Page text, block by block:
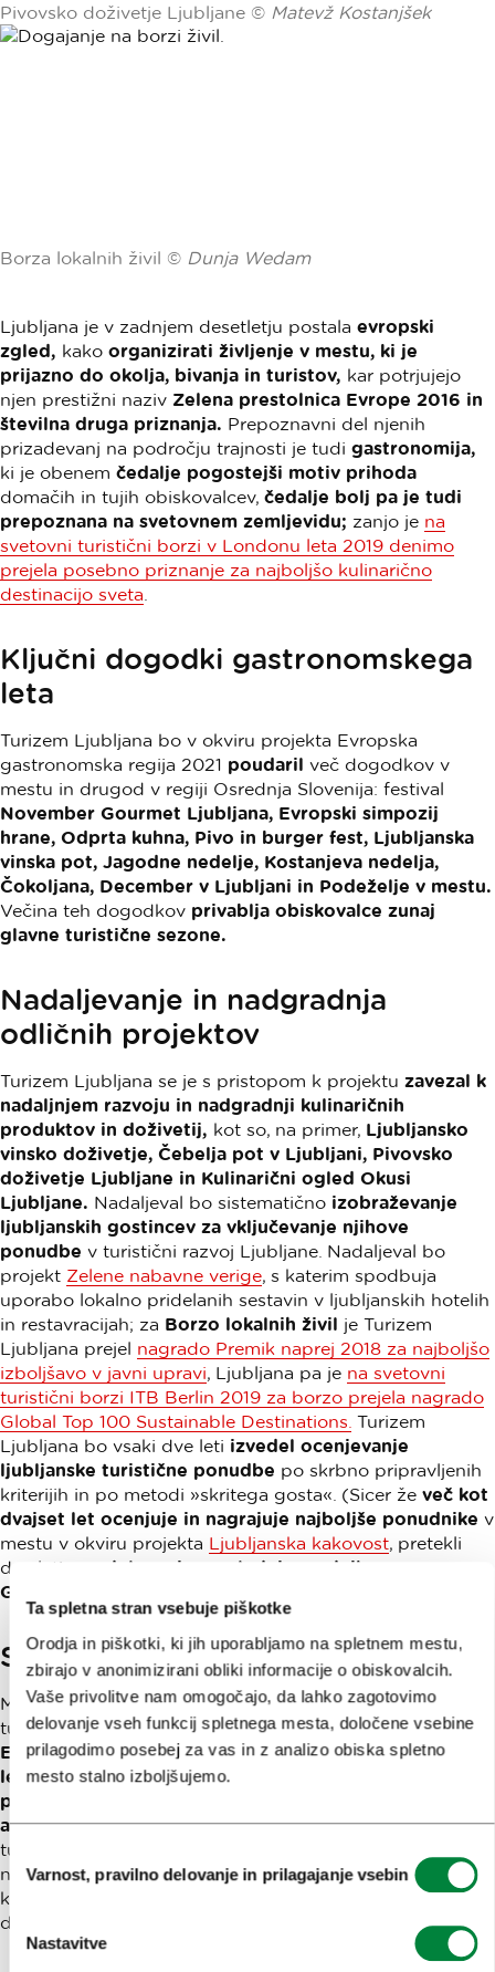
Ta spletna stran vsebuje piškotke
Orodja in piškotki, ki jih uporabljamo na spletnem mestu,
zbirajo v anonimizirani obliki informacije o obiskovalcih.
Vaše privolitve nam omogočajo, da lahko zagotovimo
delovanje vseh funkcij spletnega mesta, določene vsebine
prilagodimo posebej za vas in z analizo obiska spletno
mesto stalno izboljšujemo.
Izbira
soglasja
Varnost, pravilno delovanje in prilagajanje vsebin
Nastavitve
Pivovsko doživetje Ljubljane © Matevž Kostanjšek
Borza lokalnih živil © Dunja Wedam
Ljubljana je v zadnjem desetletju postala evropski
zgled, kako organizirati življenje v mestu, ki je
prijazno do okolja, bivanja in turistov, kar potrjujejo
njen prestižni naziv Zelena prestolnica Evrope 2016 in
številna druga priznanja. Prepoznavni del njenih
prizadevanj na področju trajnosti je tudi gastronomija,
ki je obenem čedalje pogostejši motiv prihoda
domačih in tujih obiskovalcev, čedalje bolj pa je tudi
prepoznana na svetovnem zemljevidu; zanjo je na
svetovni turistični borzi v Londonu leta 2019 denimo
prejela posebno priznanje za najboljšo kulinarično
destinacijo sveta
Ključni dogodki gastronomskega
leta
Turizem Ljubljana bo v okviru projekta Evropska
gastronomska regija 2021 poudaril več dogodkov v
mestu in drugod v regiji Osrednja Slovenija: festival
November Gourmet Ljubljana, Evropski simpozij
hrane, Odprta kuhna, Pivo in burger fest, Ljubljanska
vinska pot, Jagodne nedelje, Kostanjeva nedelja,
Čokoljana, December v Ljubljani in Podeželje v mestu.
Večina teh dogodkov privablja obiskovalce zunaj
glavne turistične sezone.
Nadaljevanje in nadgradnja
odličnih projektov
Turizem Ljubljana se je s pristopom k projektu zavezal k
nadaljnjem razvoju in nadgradnji kulinaričnih
produktov in doživetij, kot so, na primer, Ljubljansko
vinsko doživetje, Čebelja pot v Ljubljani, Pivovsko
doživetje Ljubljane in Kulinarični ogled Okusi
Ljubljane. Nadaljeval bo sistematično izobraževanje
ljubljanskih gostincev za vključevanje njihove
ponudbe v turistični razvoj Ljubljane. Nadaljeval bo
projekt Zelene nabavne verige, s katerim spodbuja
uporabo lokalno pridelanih sestavin v ljubljanskih hotelih
in restavracijah; za Borzo lokalnih živil je Turizem
Ljubljana prejel nagrado Premik naprej 2018 za najboljšo
izboljšavo v javni upravi, Ljubljana pa je na svetovni
turistični borzi ITB Berlin 2019 za borzo prejela nagrado
Global Top 100 Sustainable Destinations. Turizem
Ljubljana bo vsaki dve leti izvedel ocenjevanje
ljubljanske turistične ponudbe po skrbno pripravljenih
kriterijih in po metodi »skritega gosta«. (Sicer že več kot
dvajset let ocenjuje in nagrajuje najboljše ponudnike v
mestu v okviru projekta Ljubljanska kakovost, pretekli
dve leti
v sodelovanju z uglednim vodnikom
Gault&Millau.)
Slovenski gastronomski presežki
Mednarodni inštitut za gastronomijo, kulturo, umetnost in
turizem IGCAT jeSlovenijo izbral za nosilko naziva
Evropska gastronomska regija 2021 pred poldrugim
letom.»Slovenija nas je navdušila
presežki, zavezo k trajnostnemu razvoju in
aktivnostmi, povezanimi z njim. Proizvodnja hraneje
tukaj
navdušilaponos in strastvseh, s katerimi smo se srečali,
ki ju kažejo pri
spoštljivem ravnanju z okoljem,«je tedaj
dejala predsednica IGCAT dr. Diane Dodd.